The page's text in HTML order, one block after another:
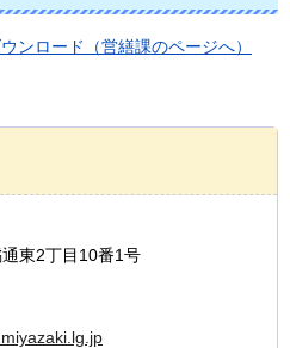
ンロード（営繕課のページへ）
東2丁目10番1号